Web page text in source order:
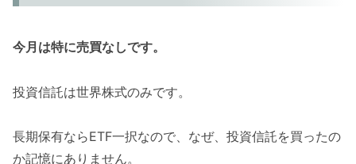
今月は特に売買なしです。
投資信託は世界株式のみです。
長期保有ならETF一択なので、なぜ、投資信託を買ったの
か記憶にありません。